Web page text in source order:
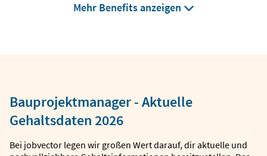
Mehr Benefits anzeigen
Bauprojektmanager - Aktuelle
Gehaltsdaten 2026
Bei jobvector legen wir großen Wert darauf, dir aktuelle und